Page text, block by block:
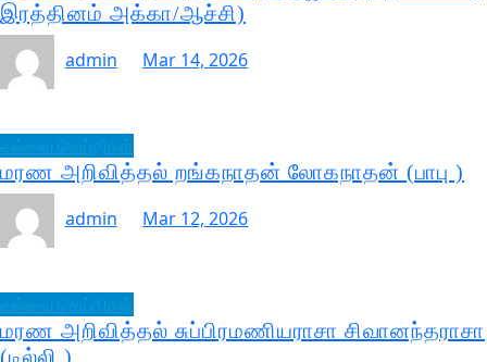
இரத்தினம் அக்கா/ஆச்சி)
admin
Mar 14, 2026
மரண அறிவித்தல் றங்கநாதன் லோகநாதன் (பாபு )
admin
Mar 12, 2026
மரண அறிவித்தல் சுப்பிரமணியராசா சிவானந்தராசா
(டில்லி )